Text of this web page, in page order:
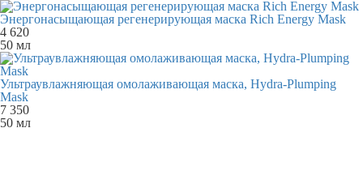
Энергонасыщающая регенерирующая маска Rich Energy Mask
4 620
50 мл
Ультраувлажняющая омолаживающая маска, Hydra-Plumping
Mask
7 350
50 мл